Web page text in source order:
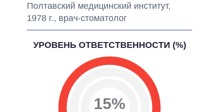
Полтавский медицинский институт,
1978 г., врач-стоматолог
УРОВЕНЬ ОТВЕТСТВЕННОСТИ (%)
15%